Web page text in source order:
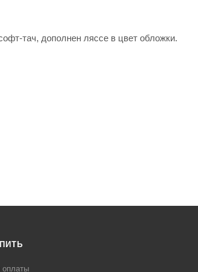
тач, дополнен ляссе в цвет обложки.
оплаты